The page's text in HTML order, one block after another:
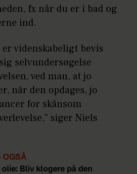
fx når du er i bad og
ind.
videnskabeligt bevis
selvundersøgelse
ved man, at jo
når den opdages, jo
for skånsom
siger Niels
OGSÅ
olie: Bliv klogere på den